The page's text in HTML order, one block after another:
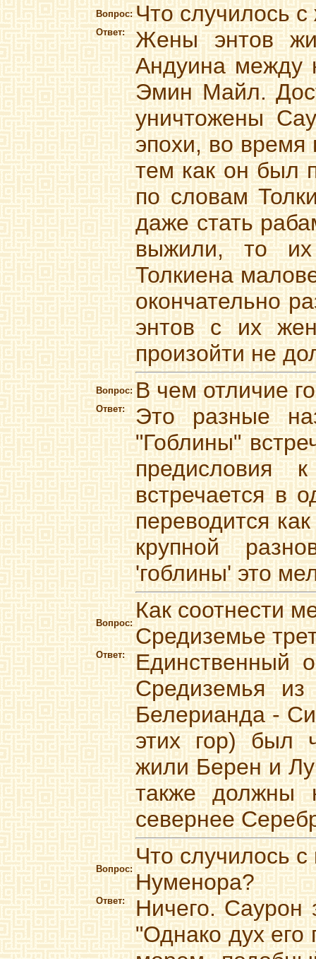
Вопрос: Что случилось
Ответ:
Жены энтов
Андуина между
Эмин Майл.
уничтожены
эпохи, во
тем как он был
по словам
даже стать
выжили, то
Толкиена
окончательно
энтов с их
произойти не
Вопрос: В чем отличие
Ответ:
Это разные
"Гоблины"
встречается в
переводится
крупной
'гоблины' это
Вопрос:
Как соотнести
Средиземье
Ответ:
Единственный
Средиземья
Белерианда -
этих гор) был
жили Берен и
также должны
севернее
Вопрос:
Что случилось
Нуменора?
Ответ:
Ничего. Саурон
"Однако дух его